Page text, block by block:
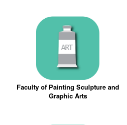
Faculty of Painting Sculpture and
Graphic Arts